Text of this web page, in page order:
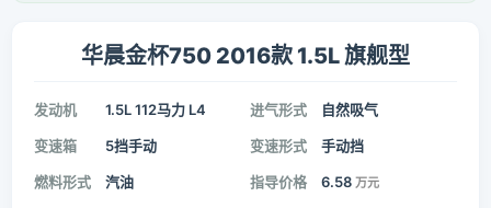
华晨金杯750 2016款 1.5L 旗舰型
发动机 1.5L 112马力 L4 进气形式 自然吸气
变速箱 5挡手动 变速形式 手动挡
燃料形式 汽油 指导价格 6.58 万元